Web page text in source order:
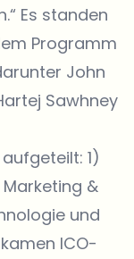
Es standen
Programm
John
Sawhney
1)
&
und
ICO-